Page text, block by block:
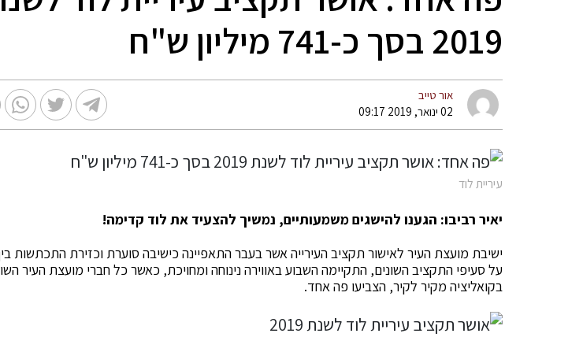
2019 בסך כ-741 מיליון ש"ח
אור טייב
02 ינואר, 2019 09:17
עיריית לוד
יאיר רביבו: הגענו להישגים משמעותיים, נמשיך להצעיד את לוד קדימה!
ישיבת מועצת העיר לאישור תקציב העירייה אשר בעבר התאפיינה כישיבה סוערת וכזירת התכתשות
על סעיפי התקציב השונים, התקיימה השבוע באווירה נינוחה ומחויכת, כאשר כל חברי מועצת העיר
בקואליציה מקיר לקיר, הצביעו פה אחד.